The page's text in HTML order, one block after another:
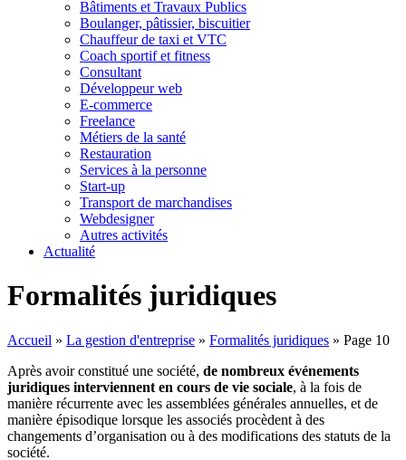
Bâtiments et Travaux Publics
Boulanger, pâtissier, biscuitier
Chauffeur de taxi et VTC
Coach sportif et fitness
Consultant
Développeur web
E-commerce
Freelance
Métiers de la santé
Restauration
Services à la personne
Start-up
Transport de marchandises
Webdesigner
Autres activités
Actualité
Formalités juridiques
Accueil » La gestion d'entreprise » Formalités juridiques » Page 10
Après avoir constitué une société, de nombreux événements
juridiques interviennent en cours de vie sociale, à la fois de
manière récurrente avec les assemblées générales annuelles, et de
manière épisodique lorsque les associés procèdent à des
changements d’organisation ou à des modifications des statuts de la
société.